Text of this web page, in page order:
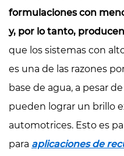
formulaciones con
y, por lo tanto,
que los sistemas con
es una de las razones
base de agua, a pesar
pueden lograr un brillo
automotrices. Esto es
para aplicaciones de